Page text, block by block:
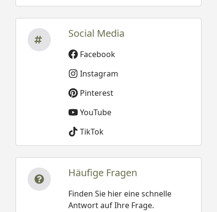
Social Media
Facebook
Instagram
Pinterest
YouTube
TikTok
Häufige Fragen
Finden Sie hier eine schnelle
Antwort auf Ihre Frage.